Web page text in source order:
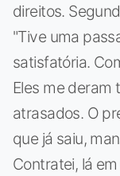
direitos.
"Tive uma
satisfatória.
Eles me deram
atrasados. O
que já saiu,
Contratei, lá